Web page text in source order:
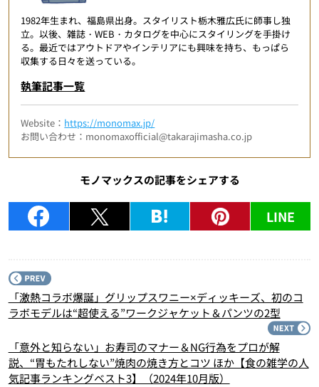
1982年生まれ、福島県出身。スタイリスト栃木雅広氏に師事し独
立。以後、雑誌・WEB・カタログを中心にスタイリングを手掛け
る。最近ではアウトドアやインテリアにも興味を持ち、もっぱら
収集する日々を送っている。
執筆記事一覧
Website： https://monomax.jp/
お問い合わせ：monomaxofficial@takarajimasha.co.jp
モノマックスの記事をシェアする
LINE
「激熱コラボ爆誕」グリップスワニー×ディッキーズ、初のコ
ラボモデルは“超使える”ワークジャケット＆パンツの2型
「意外と知らない」お寿司のマナー＆NG行為をプロが解
説、“胃もたれしない”焼肉の焼き方とコツ ほか【食の雑学の人
気記事ランキングベスト3】（2024年10月版）